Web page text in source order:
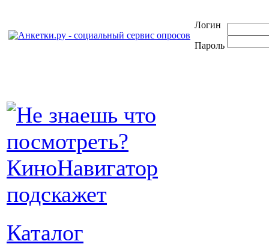
Логин
Пароль
Каталог